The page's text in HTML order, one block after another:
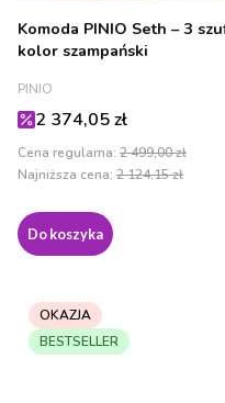
Komoda PINIO Seth – 3
kolor szampański
PRODUCENT
PINIO
Cena promocyjna
2 374,05 zł
Cena regularna: 2 499,00 zł
Najniższa cena: 2 124,15 zł
Do koszyka
OKAZJA
BESTSELLER